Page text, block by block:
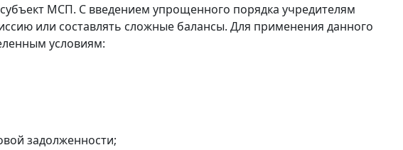
МСП. С введением упрощенного порядка учредителям
или составлять сложные балансы. Для применения данного
условиям:
задолженности;